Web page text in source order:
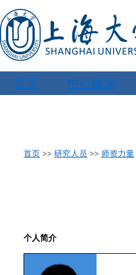
首页 中心概况
首页 >> 研究人员 >> 师资力量
个人简介